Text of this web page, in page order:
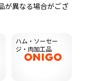
が異なる場合がござ
ハム・ソーセー
ジ・肉加工品